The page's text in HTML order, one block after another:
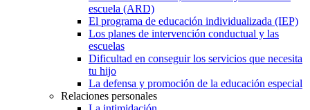
escuela (ARD)
El programa de educación individualizada (IEP)
Los planes de intervención conductual y las
escuelas
Dificultad en conseguir los servicios que necesita
tu hijo
La defensa y promoción de la educación especial
Relaciones personales